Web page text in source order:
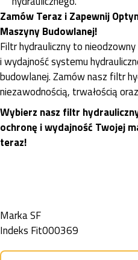
Zamów Teraz i Zapewnij
Maszyny Budowlanej!
Filtr hydrauliczny to
i wydajność systemu
budowlanej. Zamów nasz filtr
niezawodnością, trwałością
Wybierz nasz filtr
ochronę i wydajność Twojej
teraz!
MarkaSF
Indeks Fit000369